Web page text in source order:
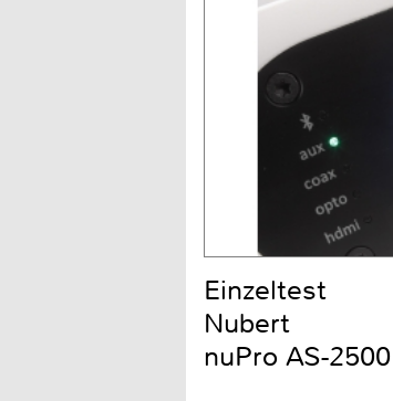
Einzeltest
Nubert
nuPro AS-2500